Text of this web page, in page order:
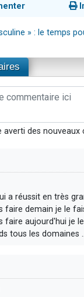
» : le temps
averti des nouveaux
a réussit en très
faire demain je le
faire aujourd'hui je
tous les domaines